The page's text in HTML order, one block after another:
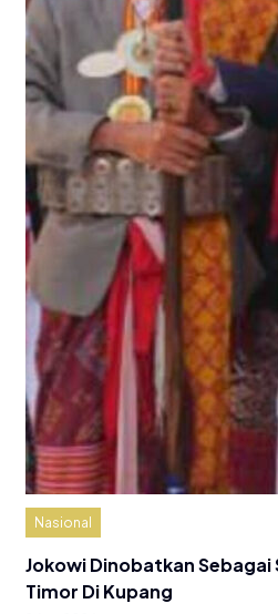
Nasional
Jokowi Dinobatkan Sebagai
Timor Di Kupang